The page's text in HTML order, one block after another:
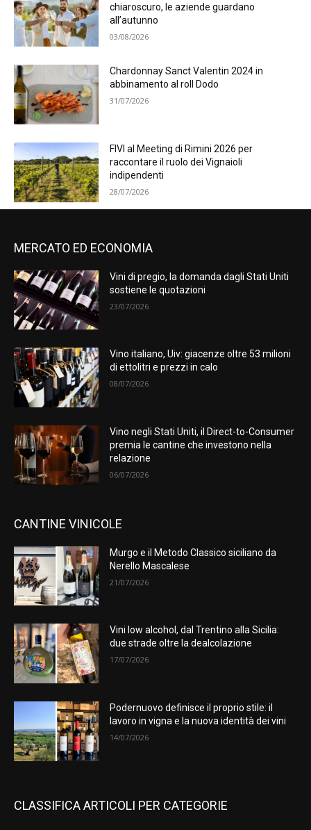
chiaroscuro, le aziende guardano
all’autunno
03/08/2026
Chardonnay Sanct Valentin 2024 in
abbinamento al roll Dodo
31/07/2026
FIVI al Meeting di Rimini 2026 per
raccontare il ruolo dei Vignaioli
indipendenti
28/07/2026
MERCATO ED ECONOMIA
Vini di pregio, la domanda dagli Stati Uniti
sostiene le quotazioni
23/07/2026
Vino italiano, Uiv: giacenze oltre 53 milioni
di ettolitri e prezzi in calo
08/07/2026
Vino negli Stati Uniti, il Direct-to-Consumer
premia le cantine che investono nella
relazione
06/07/2026
CANTINE VINICOLE
Murgo e il Metodo Classico siciliano da
Nerello Mascalese
21/07/2026
Vini low alcohol, dal Trentino alla Sicilia:
due strade oltre la dealcolazione
17/07/2026
Podernuovo definisce il proprio stile: il
lavoro in vigna e la nuova identità dei vini
14/07/2026
CLASSIFICA ARTICOLI PER CATEGORIE